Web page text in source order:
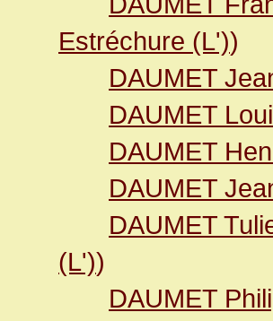
Estréchure (L'))
DAUMET
DAUMET
DAUMET
DAUMET
DAUMET
(L'))
DAUMET